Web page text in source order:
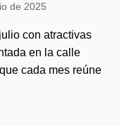
de 2025
con atractivas
en la calle
cada mes reúne